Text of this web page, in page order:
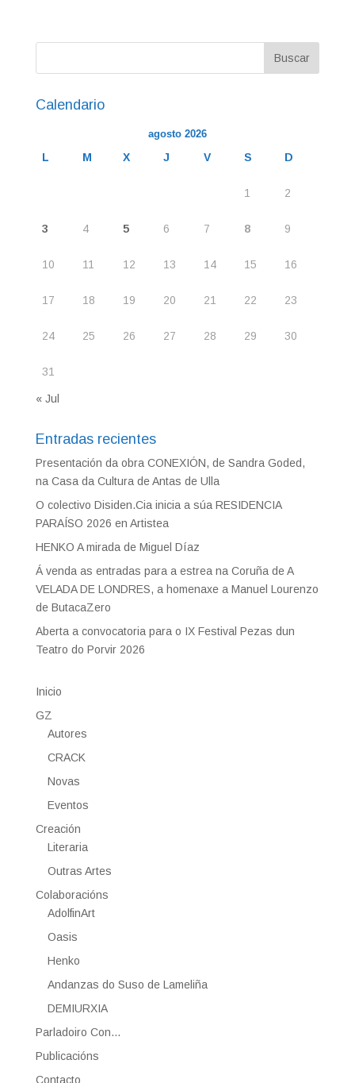
Calendario
agosto 2026
L M X J V S D
1 2
3 4 5 6 7 8 9
10 11 12 13 14 15 16
17 18 19 20 21 22 23
24 25 26 27 28 29 30
31
« Jul
Entradas recientes
Presentación da obra CONEXIÓN, de Sandra Goded,
na Casa da Cultura de Antas de Ulla
O colectivo Disiden.Cia inicia a súa RESIDENCIA
PARAÍSO 2026 en Artistea
HENKO A mirada de Miguel Díaz
Á venda as entradas para a estrea na Coruña de A
VELADA DE LONDRES, a homenaxe a Manuel Lourenzo
de ButacaZero
Aberta a convocatoria para o IX Festival Pezas dun
Teatro do Porvir 2026
Inicio
GZ
Autores
CRACK
Novas
Eventos
Creación
Literaria
Outras Artes
Colaboracións
AdolfinArt
Oasis
Henko
Andanzas do Suso de Lameliña
DEMIURXIA
Parladoiro Con…
Publicacións
Contacto